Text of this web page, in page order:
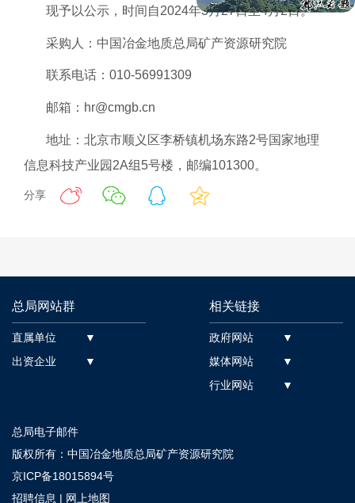
现予以公示，时间自2024年3月27日至4月2日。
采购人：中国冶金地质总局矿产资源研究院
联系电话：010-56991309
邮箱：hr@cmgb.cn
地址：北京市顺义区李桥镇机场东路2号国家地理
信息科技产业园2A组5号楼，邮编101300。
分享
总局网站群
直属单位 ▼
出资企业 ▼
相关链接
政府网站 ▼
媒体网站 ▼
行业网站 ▼
总局电子邮件
版权所有：中国冶金地质总局矿产资源研究院
京ICP备18015894号
招聘信息 | 网上地图